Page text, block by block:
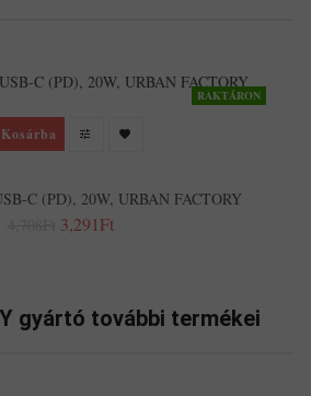
RAKTÁRON
Kosárba
C (PD), 20W, URBAN FACTORY
3,291Ft
gyártó további termékei